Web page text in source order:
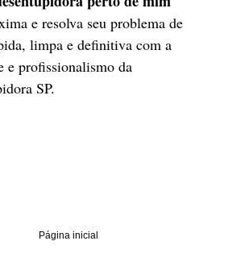
e resolva seu problema de
limpa e definitiva com a
e profissionalismo da
SP.
Página inicial